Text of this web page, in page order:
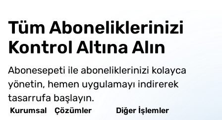
Tüm Aboneliklerinizi
Kontrol Altına Alın
Abonesepeti ile aboneliklerinizi kolayca
yönetin, hemen uygulamayı indirerek
tasarrufa başlayın.
Kurumsal Çözümler Diğer İşlemler